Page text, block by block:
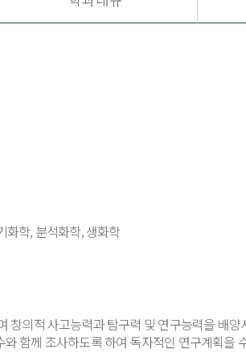
화학, 분석화학, 생화학
창의적 사고능력과 탐구력 및 연구능력을 배
함께 조사하도록 하여 독자적인 연구계획을